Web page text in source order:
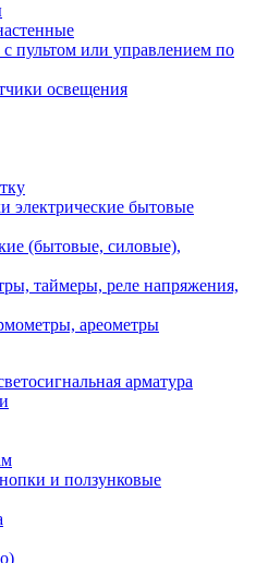
пультом или управлением по
освещения
электрические бытовые
(бытовые, силовые),
таймеры, реле напряжения,
ареометры
арматура
и ползунковые